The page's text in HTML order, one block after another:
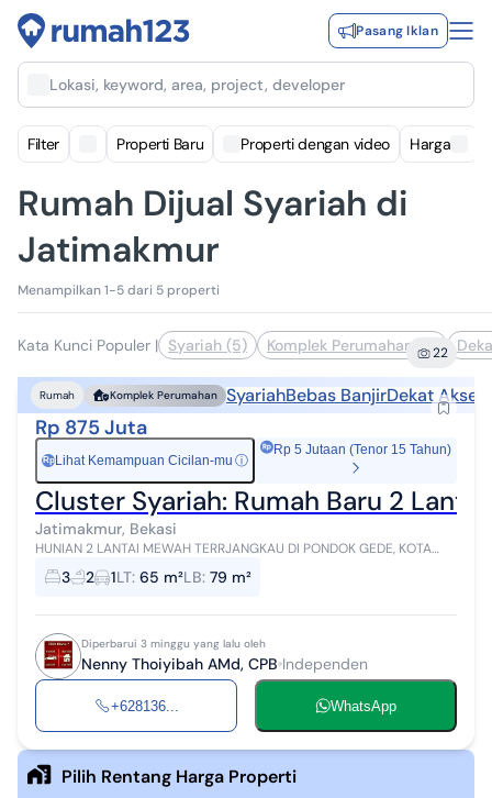
Pasang Iklan
Lokasi, keyword, area, project, developer
Filter Properti Baru Properti dengan video Harga
Rumah Dijual Syariah di
Jatimakmur
Menampilkan 1-5 dari 5 properti
Kata Kunci Populer | Syariah (5) Komplek Perumahan (4)22
Rumah Komplek Perumahan SyariahBebas BanjirDekat
Rp 875 Juta
Rp Lihat Kemampuan Cicilan-mu ⓘ
Rp 5 Jutaan (Tenor 15 Tahun)
Cluster Syariah: Rumah Baru 2
Jatimakmur, Bekasi
HUNIAN 2 LANTAI MEWAH TERRJANGKAU DI PONDOK GEDE, KOTA
BEKASI konsep hunian 2 lantai yang mengedepankan efisiensi
ruang, kesan luxury atau mewah, ...
3 2 1LT: 65 m²LB: 79 m²
Diperbarui 3 minggu yang lalu oleh
Nenny Thoiyibah AMd, CPB Independen
+628136... WhatsApp
Pilih Rentang Harga Properti